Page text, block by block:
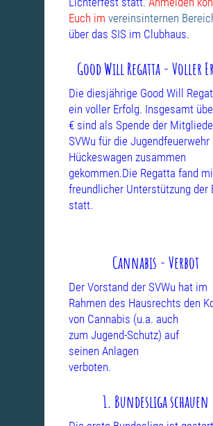
Euch im vereinsinternen
über das SIS im Clubhaus.
Good Will Regatta - Voller
Die diesjährige Good Will
ein voller Erfolg. Insgesamt
€ sind als Spende der
SVWu für die Jugendfeuerwehr
Hückeswagen zusammen
gekommen.Die Regatta fand
freundlicher Unterstützung der
statt.
Cannabis - Verbot
Der Vorstand der SVWu hat im
Rahmen des Hausrechts den
von Cannabis (u.a. auch
zum Jugend-Schutz) auf
seinen Anlagen
verboten.
1. Bundesliga schauen